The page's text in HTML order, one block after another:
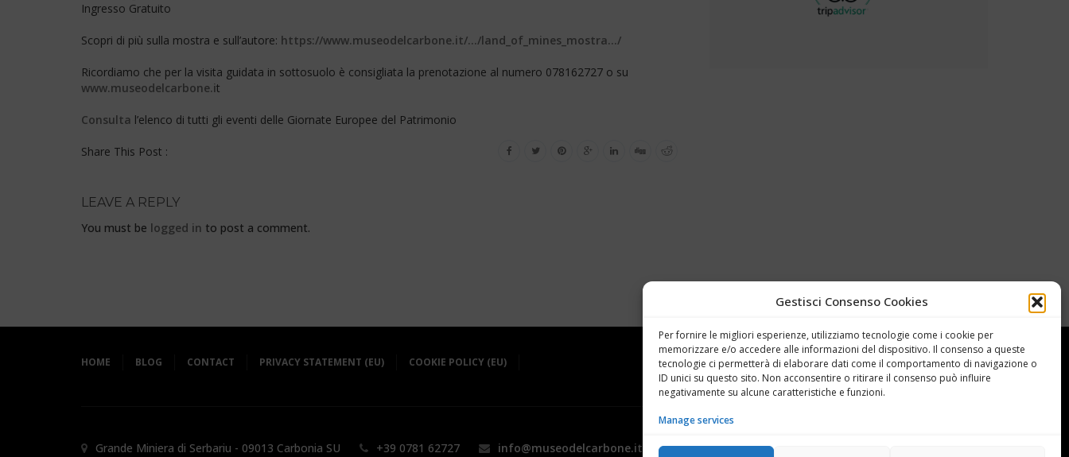
Gestisci Consenso Cookies
Per fornire le migliori esperienze, utilizziamo tecnologie come i cookie per
memorizzare e/o accedere alle informazioni del dispositivo. Il consenso a queste
tecnologie ci permetterà di elaborare dati come il comportamento di navigazione o
ID unici su questo sito. Non acconsentire o ritirare il consenso può influire
negativamente su alcune caratteristiche e funzioni.
Manage services
Ingresso Gratuito
Scopri di più sulla mostra e sull’autore: https://www.museodelcarbone.it/…/land_of_mines_mostra…/
Ricordiamo che per la visita guidata in sottosuolo è consigliata la prenotazione al numero 078162727 o su
www.museodelcarbone.it
Consulta l’elenco di tutti gli eventi delle Giornate Europee del Patrimonio
Share This Post :
LEAVE A REPLY
You must be logged in to post a comment.
HOME BLOG CONTACT PRIVACY STATEMENT (EU) COOKIE POLICY (EU)
Grande Miniera di Serbariu - 09013 Carbonia SU +39 0781 62727 info@museodelcarbone.it FACEBOOK